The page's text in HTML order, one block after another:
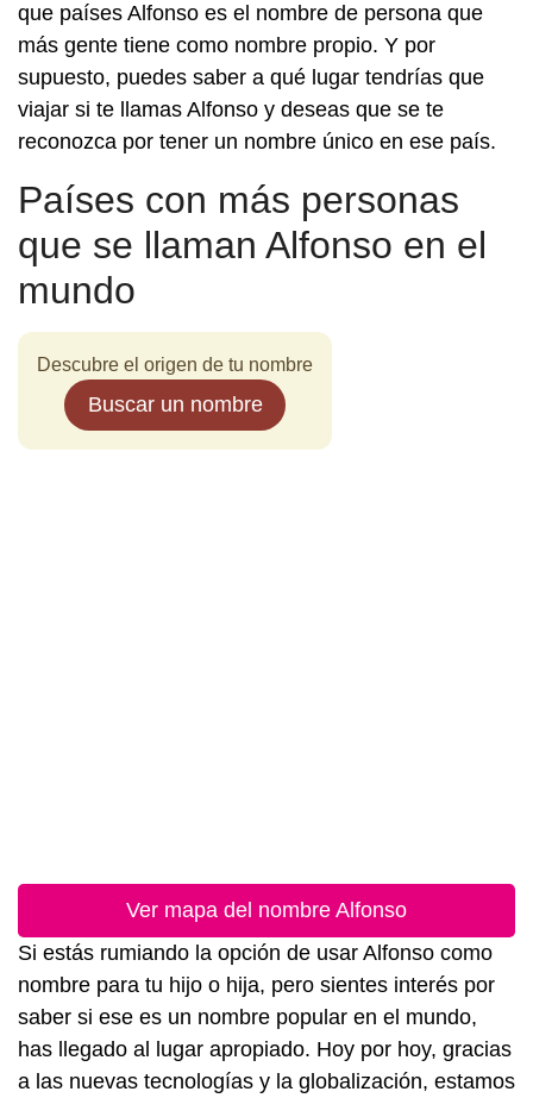
que países Alfonso es el nombre de persona que
más gente tiene como nombre propio. Y por
supuesto, puedes saber a qué lugar tendrías que
viajar si te llamas Alfonso y deseas que se te
reconozca por tener un nombre único en ese país.
Países con más personas
que se llaman Alfonso en el
mundo
Descubre el origen de tu nombre
Buscar un nombre
Ver mapa del nombre Alfonso
Si estás rumiando la opción de usar Alfonso como
nombre para tu hijo o hija, pero sientes interés por
saber si ese es un nombre popular en el mundo,
has llegado al lugar apropiado. Hoy por hoy, gracias
a las nuevas tecnologías y la globalización, estamos